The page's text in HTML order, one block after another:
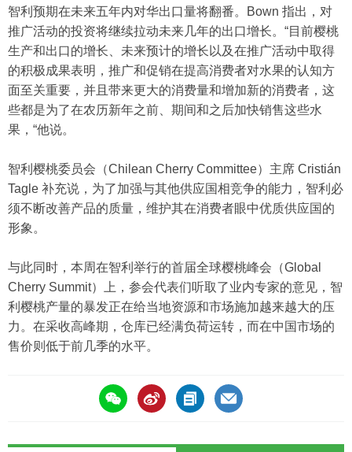
智利预期在未来五年内对华出口量将翻番。Bown 指出，对
推广活动的投资将继续拉动未来几年的出口增长。“目前樱桃
生产和出口的增长、未来预计的增长以及在推广活动中取得
的积极成果表明，推广和促销在提高消费者对水果的认知方
面至关重要，并且带来更大的消费量和增加新的消费者，这
些都是为了在农历新年之前、期间和之后加快销售这些水
果，“他说。
智利樱桃委员会（Chilean Cherry Committee）主席 Cristián
Tagle 补充说，为了加强与其他供应国相竞争的能力，智利必
须不断改善产品的质量，维护其在消费者眼中优质供应国的
形象。
与此同时，本周在智利举行的首届全球樱桃峰会（Global
Cherry Summit）上，参会代表们听取了业内专家的意见，智
利樱桃产量的暴发正在给当地资源和市场施加越来越大的压
力。在采收高峰期，仓库已经满负荷运转，而在中国市场的
售价则低于前几季的水平。